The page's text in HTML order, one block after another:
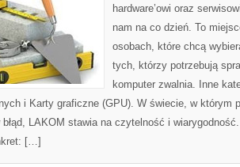
hardware’owi oraz
nam na co dzień. To
osobach, które chcą
tych, którzy potrzebują
komputer zwalnia. Inne
i Karty graficzne (GPU). W świecie, w którym
błąd, LAKOM stawia na czytelność i
[…]